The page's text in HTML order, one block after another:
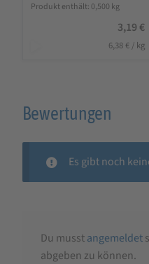
Produkt enthält: 0,500 kg
3,19 €
6,38 € / kg
Bewertungen
Es gibt noch
Du musstangemeldet
abgeben zu können.